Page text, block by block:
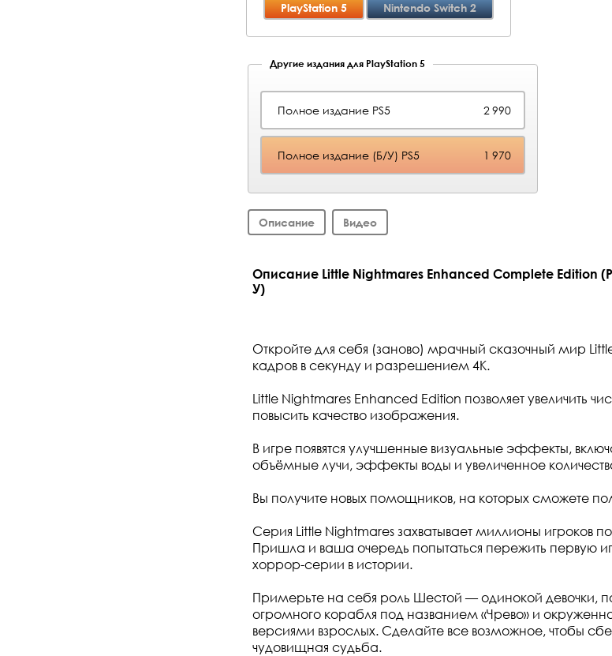
PlayStation 5 Nintendo Switch 2
Другие издания для PlayStation 5
Полное издание PS5 2 990
Полное издание (Б/У) PS5 1 970
Описание Видео
Описание Little Nightmares Enhanced Complete Edition
У)
Откройте для себя (заново) мрачный сказочный мир
кадров в секунду и разрешением 4K.
Little Nightmares Enhanced Edition позволяет увеличить
повысить качество изображения.
В игре появятся улучшенные визуальные эффекты,
объёмные лучи, эффекты воды и увеличенное
Вы получите новых помощников, на которых сможете
Серия Little Nightmares захватывает миллионы игроков
Пришла и ваша очередь попытаться пережить первую
хоррор-серии в истории.
Примерьте на себя роль Шестой — одинокой девочки,
огромного корабля под названием «Чрево» и
версиями взрослых. Сделайте все возможное, чтобы
чудовищная судьба.